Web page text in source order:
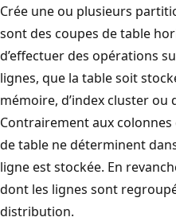
Crée une ou plusieurs
sont des coupes de table
d’effectuer des opérations
lignes, que la table soit
mémoire, d’index cluster ou
Contrairement aux
de table ne déterminent
ligne est stockée. En
dont les lignes sont
distribution.